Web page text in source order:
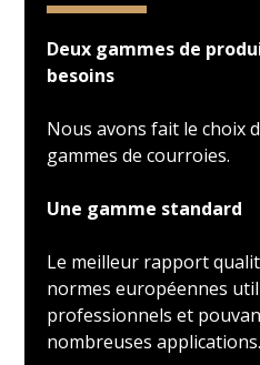
Deux gammes de
besoins
Nous avons fait le choix
gammes de courroies.
Une gamme standard
Le meilleur rapport
normes européennes
professionnels et
nombreuses applications.